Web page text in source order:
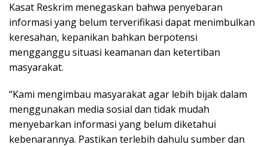
Kasat Reskrim menegaskan bahwa penyebaran
informasi yang belum terverifikasi dapat menimbulkan
keresahan, kepanikan bahkan berpotensi
mengganggu situasi keamanan dan ketertiban
masyarakat.
“Kami mengimbau masyarakat agar lebih bijak dalam
menggunakan media sosial dan tidak mudah
menyebarkan informasi yang belum diketahui
kebenarannya. Pastikan terlebih dahulu sumber dan